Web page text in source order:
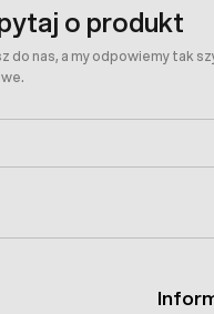
o produkt
do nas, a my odpowiemy tak